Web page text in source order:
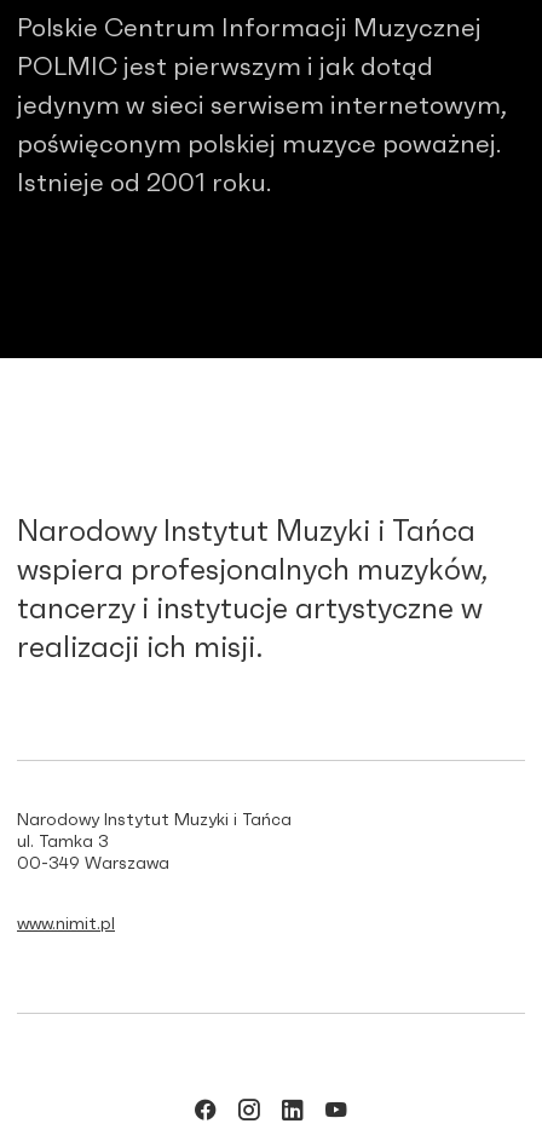
Polskie Centrum Informacji Muzycznej
POLMIC jest pierwszym i jak dotąd
jedynym w sieci serwisem internetowym,
poświęconym polskiej muzyce poważnej.
Istnieje od 2001 roku.
Narodowy Instytut Muzyki i Tańca
wspiera profesjonalnych muzyków,
tancerzy i instytucje artystyczne w
realizacji ich misji.
Narodowy Instytut Muzyki i Tańca
ul. Tamka 3
00-349 Warszawa
www.nimit.pl